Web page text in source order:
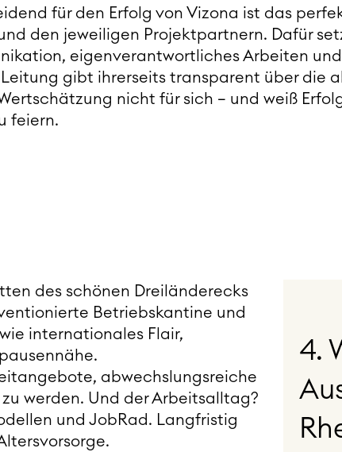
für den Erfolg von Vizona ist das
den jeweiligen Projektpartnern. Dafür
eigenverantwortliches Arbeiten
gibt ihrerseits transparent über die
nicht für sich – und weiß
feiern.
des schönen Dreiländerecks
Betriebskantine und
internationales Flair,
abwechslungsreiche
werden. Und der Arbeitsalltag?
und JobRad. Langfristig
4.